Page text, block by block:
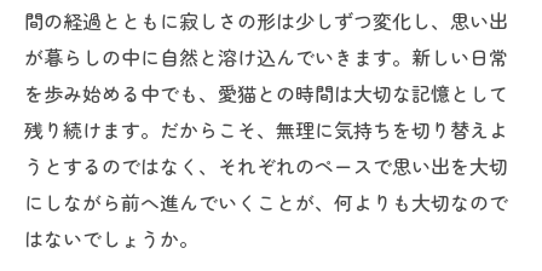
間の経過とともに寂しさの形は少しずつ変化し、思い出
が暮らしの中に自然と溶け込んでいきます。新しい日常
を歩み始める中でも、愛猫との時間は大切な記憶として
残り続けます。だからこそ、無理に気持ちを切り替えよ
うとするのではなく、それぞれのペースで思い出を大切
にしながら前へ進んでいくことが、何よりも大切なので
はないでしょうか。